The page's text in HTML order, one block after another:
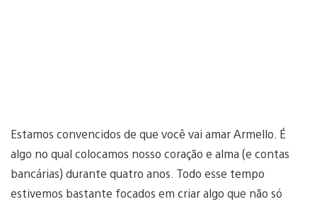
Estamos convencidos de que você vai amar Armello. É
algo no qual colocamos nosso coração e alma (e contas
bancárias) durante quatro anos. Todo esse tempo
estivemos bastante focados em criar algo que não só